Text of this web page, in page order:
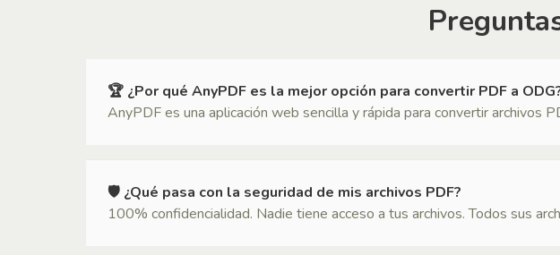
🏆 ¿Por qué AnyPDF es la mejor opción para convertir PDF a
AnyPDF es una aplicación web sencilla y rápida para convertir archivos
🛡 ¿Qué pasa con la seguridad de mis archivos PDF?
100% confidencialidad. Nadie tiene acceso a tus archivos. Todos sus